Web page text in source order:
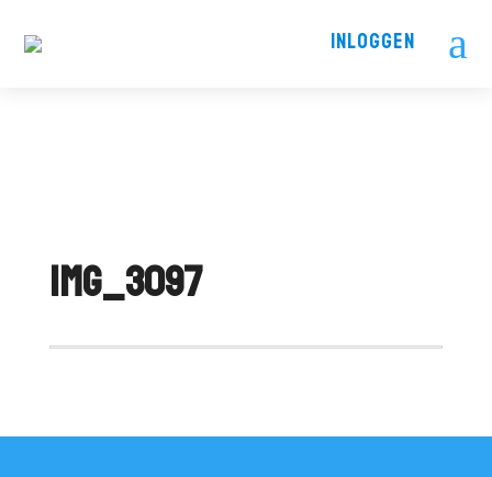
INLOGGEN a
IMG_3097